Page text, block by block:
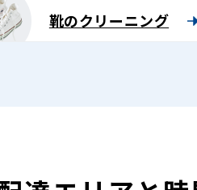
靴のクリーニング